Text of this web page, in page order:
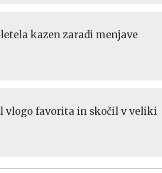
kazen zaradi menjave
vlogo favorita in skočil v veliki